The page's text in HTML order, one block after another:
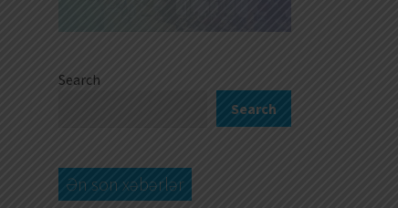
Search
Search
Ən son xəbərlər